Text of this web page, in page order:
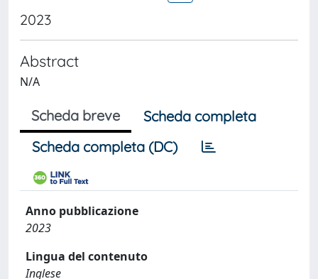
2023
Abstract
N/A
Scheda breve
Scheda completa
Scheda completa (DC)
Anno pubblicazione
2023
Lingua del contenuto
Inglese